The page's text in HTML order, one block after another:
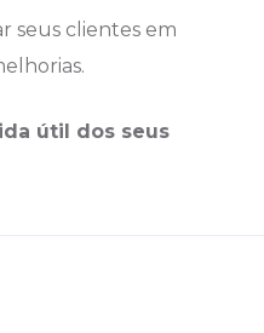
seus clientes em
útil dos seus